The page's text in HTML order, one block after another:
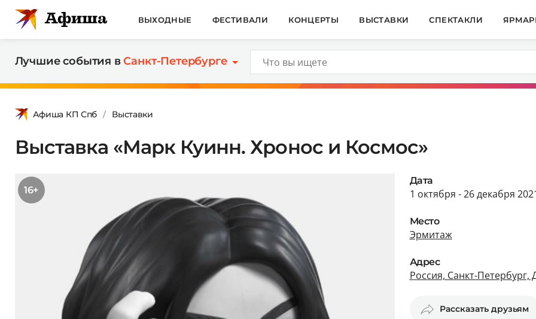
ВЫХОДНЫЕ ФЕСТИВАЛИ КОНЦЕРТЫ ВЫСТАВКИ СПЕКТАКЛИ
Лучшие события вСанкт-Петербурге
Афиша КП Спб Выставки
Выставка «Марк Куинн. Хронос и Космос»
16+
Дата
1 октября - 26 декабря
Место
Эрмитаж
Адрес
Россия, Санкт-
Рассказать друзьям